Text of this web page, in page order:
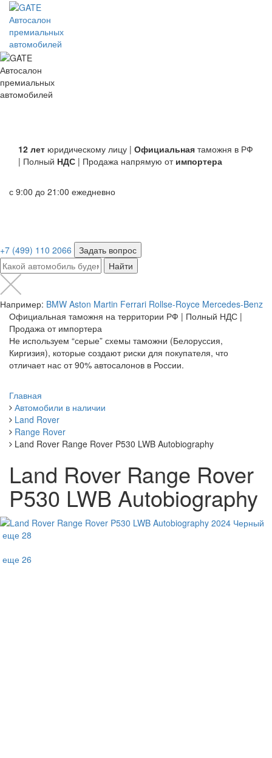
Автосалон
премиальных
автомобилей
Автосалон
премиальных
автомобилей
12 лет юридическому лицу | Официальная таможня в РФ
| Полный НДС | Продажа напрямую от импортера
с 9:00 до 21:00 ежедневно
+7 (499) 110 2066
Задать вопрос
Найти
Например: BMW Aston Martin Ferrari Rollse-Royce Mercedes-Benz
Официальная таможня на территории РФ | Полный НДС |
Продажа от импортера
Не используем “серые” схемы таможни (Белоруссия,
Киргизия), которые создают риски для покупателя, что
отличает нас от 90% автосалонов в России.
Главная
Автомобили в наличии
Land Rover
Range Rover
Land Rover Range Rover P530 LWB Autobiography
Land Rover Range Rover
P530 LWB Autobiography
еще 28
еще 26